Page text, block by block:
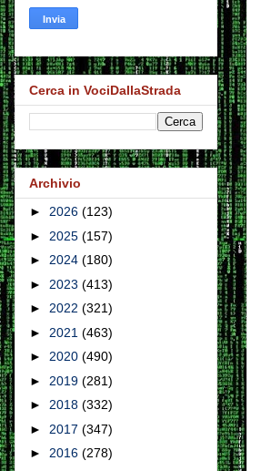
Cerca in VociDallaStrada
Archivio
► 2026 (123)
► 2025 (157)
► 2024 (180)
► 2023 (413)
► 2022 (321)
► 2021 (463)
► 2020 (490)
► 2019 (281)
► 2018 (332)
► 2017 (347)
► 2016 (278)